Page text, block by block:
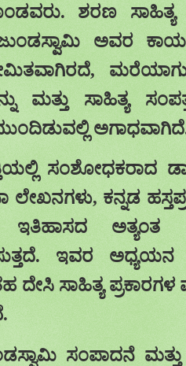
ಶರಣ ಸಾಹಿತ್ಯ
ಅವರ
,
ಮತ್ತು ಸಾಹಿತ್ಯ
ಸಂಶೋಧಕರಾದ
ಲೇಖನಗಳು, ಕನ್ನಡ
ಇತಿಹಾಸದ ಅತ್ಯಂತ
. ಇವರ
ದೇಸಿ ಸಾಹಿತ್ಯ
ಸಂಪಾದನೆ